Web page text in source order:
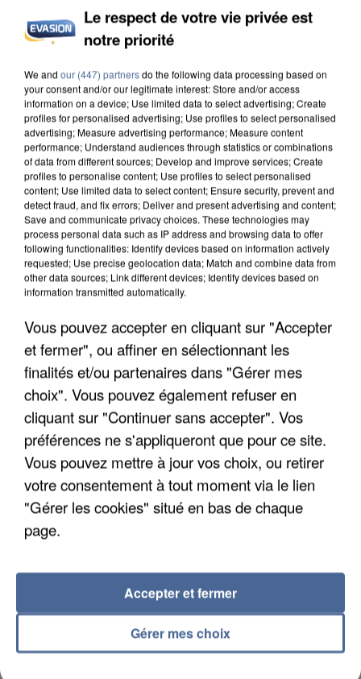
DE SOLIDARITÉ AVEC LES...
APRÈS TOUTES CES CANICULES, LES REFUGES
DE FAUNE SAUVAGE SONT...
Le respect de votre vie privée est
notre priorité
We and our (447) partnersdo the following data processing based on
your consent and/or our legitimate interest: Store and/or access
information on a device; Use limited data to select advertising; Create
profiles for personalised advertising; Use profiles to select personalised
advertising; Measure advertising performance; Measure content
performance; Understand audiences through statistics or combinations
of data from different sources; Develop and improve services; Create
profiles to personalise content; Use profiles to select personalised
content; Use limited data to select content; Ensure security, prevent and
detect fraud, and fix errors; Deliver and present advertising and content;
Save and communicate privacy choices. These technologies may
process personal data such as IP address and browsing data to offer
following functionalities: Identify devices based on information actively
requested; Use precise geolocation data; Match and combine data from
other data sources; Link different devices; Identify devices based on
information transmitted automatically.
Vous pouvez accepter en cliquant sur "Accepter
et fermer", ou affiner en sélectionnant les
finalités et/ou partenaires dans "Gérer mes
choix". Vous pouvez également refuser en
cliquant sur "Continuer sans accepter". Vos
préférences ne s'appliqueront que pour ce site.
Vous pouvez mettre à jour vos choix, ou retirer
votre consentement à tout moment via le lien
"Gérer les cookies" situé en bas de chaque
page.
Gérer mes choix
Accepter et fermer